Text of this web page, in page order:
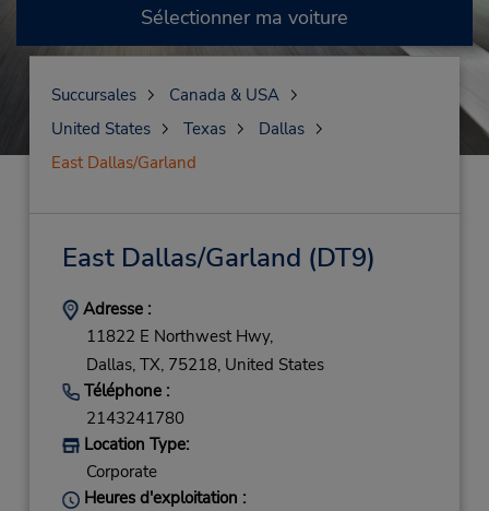
Sélectionner ma voiture
Succursales
Canada & USA
United States
Texas
Dallas
East Dallas/Garland
East Dallas/Garland (DT9)
Adresse :
11822 E Northwest Hwy,
Dallas, TX, 75218, United States
Téléphone :
2143241780
Location Type:
Corporate
Heures d'exploitation :